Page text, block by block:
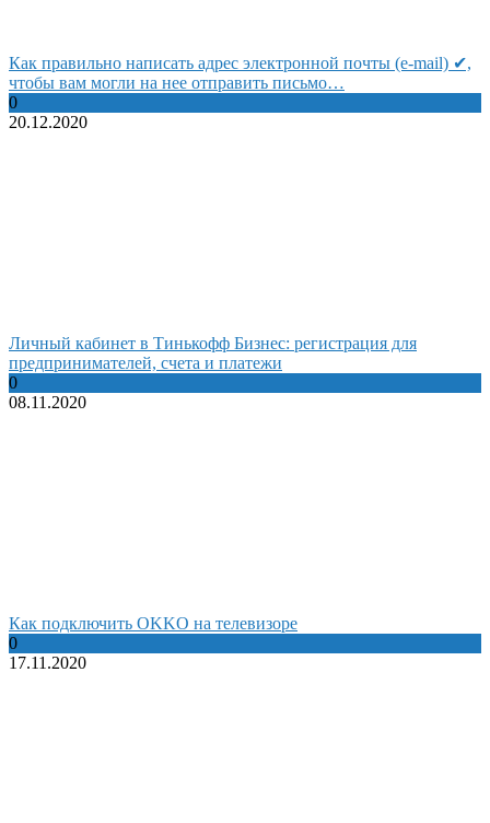
Как правильно написать адрес электронной почты (e-mail) ✔,
чтобы вам могли на нее отправить письмо…
0
20.12.2020
Личный кабинет в Тинькофф Бизнес: регистрация для
предпринимателей, счета и платежи
0
08.11.2020
Как подключить OKKO на телевизоре
0
17.11.2020